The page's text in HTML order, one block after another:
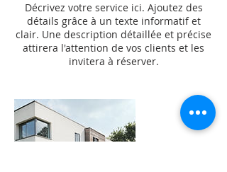
Décrivez votre service ici. Ajoutez des
détails grâce à un texte informatif et
clair. Une description détaillée et précise
attirera l'attention de vos clients et les
invitera à réserver.